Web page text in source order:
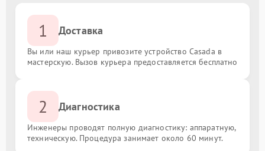
1 Доставка
Вы или наш курьер привозите устройство Casada в
мастерскую. Вызов курьера предоставляется бесплатно
2 Диагностика
Инженеры проводят полную диагностику: аппаратную,
техническую. Процедура занимает около 60 минут.